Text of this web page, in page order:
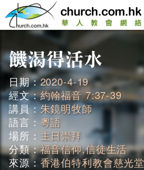
日期：2020-4-19
經文：約翰福音 7:37-39
講員：朱鏡明牧師
語言：粵語
場所： 主日崇拜
分類：福音信仰,信徒生活
來源： 香港伯特利教會慈光堂